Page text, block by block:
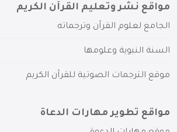
مواقع نشر وتعليم القرآن الكريم
الجامع لعلوم القرآن وترجماته
السنة النبوية وعلومها
موقع الترجمات الصوتية للقرآن الكريم
مواقع تطوير مهارات الدعاة